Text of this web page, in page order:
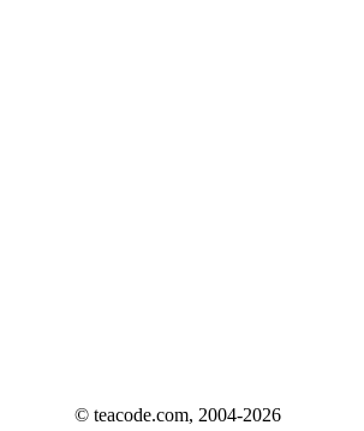
© teacode.com, 2004-2026